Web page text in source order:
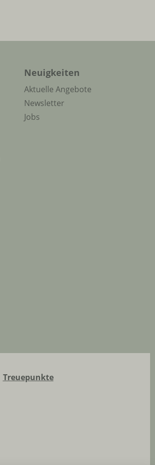
Neuigkeiten
Aktuelle Angebote
Newsletter
Jobs
Treuepunkte